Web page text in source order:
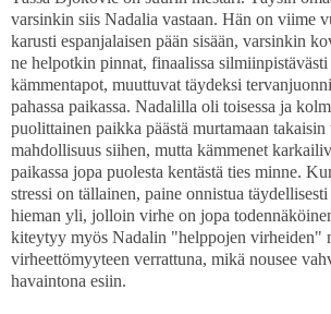
varsinkin siis Nadalia vastaan. Hän on viime
karusti espanjalaisen pään sisään, varsinkin
ne helpotkin pinnat, finaalissa
kämmentapot, muuttuvat täydeksi
pahassa paikassa. Nadalilla oli toisessa ja
puolittainen paikka päästä murtamaan takaisin
mahdollisuus siihen, mutta kämmenet
paikassa jopa puolesta kentästä ties minne.
stressi on tällainen, paine onnistua
hieman yli, jolloin virhe on jopa
kiteytyy myös Nadalin "helppojen virheiden"
virheettömyyteen verrattuna, mikä nousee
havaintona esiin.